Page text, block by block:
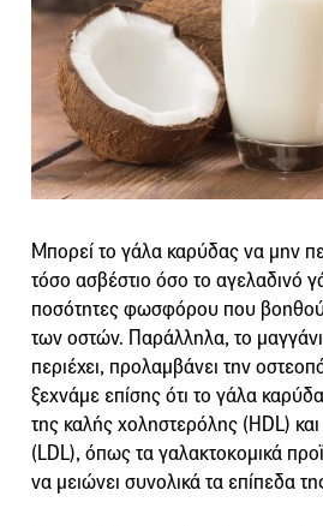
Μπορεί το γάλα καρύδας να μην
τόσο ασβέστιο όσο το αγελαδινό
ποσότητες φωσφόρου που
των οστών. Παράλληλα, το
περιέχει, προλαμβάνει την
ξεχνάμε επίσης ότι το γάλα
της καλής χοληστερόλης (HDL)
(LDL), όπως τα γαλακτοκομικά
να μειώνει συνολικά τα επίπεδα